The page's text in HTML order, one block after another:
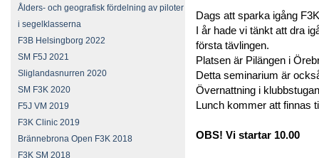
Ålders- och geografisk fördelning av piloter
i segelklasserna
F3B Helsingborg 2022
SM F5J 2021
Sliglandasnurren 2020
SM F3K 2020
F5J VM 2019
F3K Clinic 2019
Brännebrona Open F3K 2018
F3K SM 2018
Dags att sparka igång
I år hade vi tänkt att dra
första tävlingen.
Platsen är Pilängen i
Detta seminarium är
Övernattning i
Lunch kommer att finnas
OBS! Vi startar 10.00